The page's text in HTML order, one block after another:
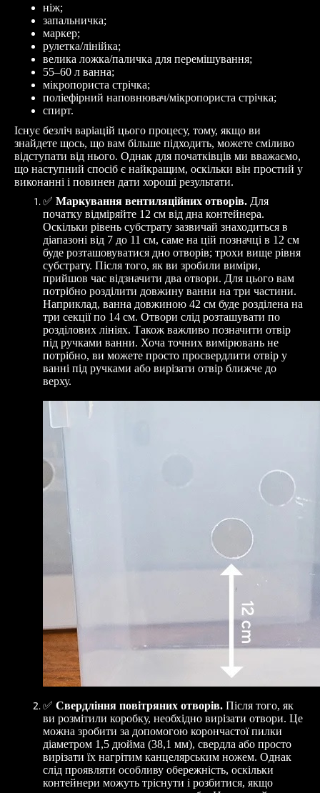
ніж;
запальничка;
маркер;
рулетка/лінійка;
велика ложка/паличка для перемішування;
55–60 л ванна;
мікропориста стрічка;
поліефірний наповнювач/мікропориста стрічка;
спирт.
Існує безліч варіацій цього процесу, тому, якщо ви
знайдете щось, що вам більше підходить, можете сміливо
відступати від нього. Однак для початківців ми вважаємо,
що наступний спосіб є найкращим, оскільки він простий у
виконанні і повинен дати хороші результати.
✅ Маркування вентиляційних отворів. Для
початку відміряйте 12 см від дна контейнера.
Оскільки рівень субстрату зазвичай знаходиться в
діапазоні від 7 до 11 см, саме на цій позначці в 12 см
буде розташовуватися дно отворів; трохи вище рівня
субстрату. Після того, як ви зробили виміри,
прийшов час відзначити два отвори. Для цього вам
потрібно розділити довжину ванни на три частини.
Наприклад, ванна довжиною 42 см буде розділена на
три секції по 14 см. Отвори слід розташувати по
розділових лініях. Також важливо позначити отвір
під ручками ванни. Хоча точних вимірювань не
потрібно, ви можете просто просвердлити отвір у
ванні під ручками або вирізати отвір ближче до
верху.
✅ Свердління повітряних отворів. Після того, як
ви розмітили коробку, необхідно вирізати отвори. Це
можна зробити за допомогою корончастої пилки
діаметром 1,5 дюйма (38,1 мм), свердла або просто
вирізати їх нагрітим канцелярським ножем. Однак
слід проявляти особливу обережність, оскільки
контейнери можуть тріснути і розбитися, якщо